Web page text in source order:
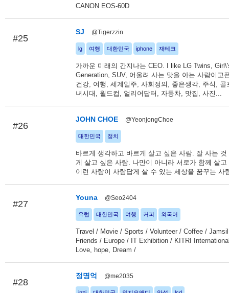
CANON EOS-60D
#25
SJ @Tigerzzin
lg 여행 대한민국 iphone 재테크
가까운 미래의 간지나는 CEO. I like LG Twins,
Generation, SUV, 어울려 사는 맛을 아는 사람이고
건강, 여행, 세계일주, 사회정의, 좋은생각, 주식, 골
녀시대, 월드컵, 얼리어답터, 자동차, 맛집, 사진...
#26
JOHN CHOE @YeonjongChoe
대한민국 정치
바르게 생각하고 바르게 살고 싶은 사람. 잘 사는 것
게 살고 싶은 사람. 나만이 아니라 서로가 함께 살고
이런 사람이 사람답게 살 수 있는 세상을 꿈꾸는 사
#27
Youna @Seo2404
유럽 대한민국 여행 커피 외국어
Travel / Movie / Sports / Volunteer / Coffee /
Friends / Europe / IT Exhibition / KITRI
Love, hope, Dream /
#28
정명억 @me2035